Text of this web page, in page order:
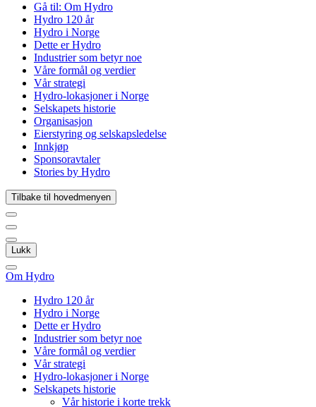
Gå til: Om Hydro
Hydro 120 år
Hydro i Norge
Dette er Hydro
Industrier som betyr noe
Våre formål og verdier
Vår strategi
Hydro-lokasjoner i Norge
Selskapets historie
Organisasjon
Eierstyring og selskapsledelse
Innkjøp
Sponsoravtaler
Stories by Hydro
Tilbake til hovedmenyen
Lukk
Om Hydro
Hydro 120 år
Hydro i Norge
Dette er Hydro
Industrier som betyr noe
Våre formål og verdier
Vår strategi
Hydro-lokasjoner i Norge
Selskapets historie
Vår historie i korte trekk